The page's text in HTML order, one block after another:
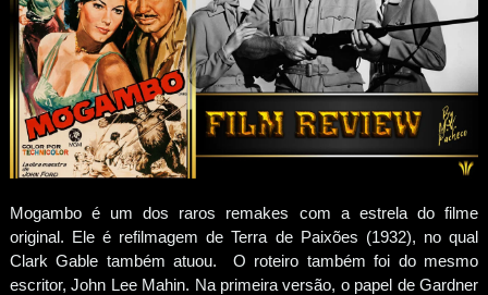
Mogambo é um dos raros remakes com a estrela do filme
original. Ele é refilmagem de Terra de Paixões (1932), no qual
Clark Gable também atuou. O roteiro também foi do mesmo
escritor, John Lee Mahin. Na primeira versão, o papel de Gardner